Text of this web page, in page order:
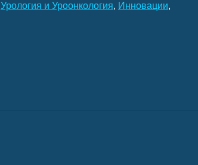
Урология и Уроонкология, Инновации,